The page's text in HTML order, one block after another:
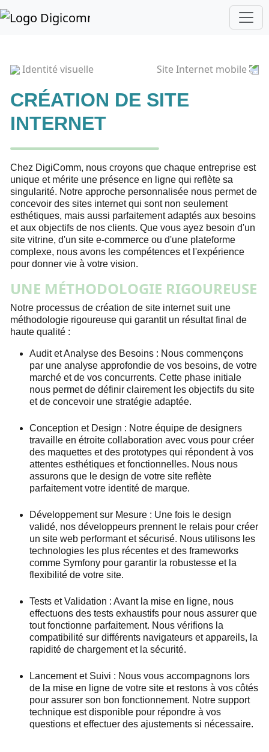
Identité visuelle Site Internet mobile
CRÉATION DE SITE
INTERNET
Chez DigiComm, nous croyons que chaque entreprise est
unique et mérite une présence en ligne qui reflète sa
singularité. Notre approche personnalisée nous permet de
concevoir des sites internet qui sont non seulement
esthétiques, mais aussi parfaitement adaptés aux besoins
et aux objectifs de nos clients. Que vous ayez besoin d'un
site vitrine, d'un site e-commerce ou d'une plateforme
complexe, nous avons les compétences et l'expérience
pour donner vie à votre vision.
UNE MÉTHODOLOGIE RIGOUREUSE
Notre processus de création de site internet suit une
méthodologie rigoureuse qui garantit un résultat final de
haute qualité :
Audit et Analyse des Besoins : Nous commençons
par une analyse approfondie de vos besoins, de votre
marché et de vos concurrents. Cette phase initiale
nous permet de définir clairement les objectifs du site
et de concevoir une stratégie adaptée.
Conception et Design : Notre équipe de designers
travaille en étroite collaboration avec vous pour créer
des maquettes et des prototypes qui répondent à vos
attentes esthétiques et fonctionnelles. Nous nous
assurons que le design de votre site reflète
parfaitement votre identité de marque.
Développement sur Mesure : Une fois le design
validé, nos développeurs prennent le relais pour créer
un site web performant et sécurisé. Nous utilisons les
technologies les plus récentes et des frameworks
comme Symfony pour garantir la robustesse et la
flexibilité de votre site.
Tests et Validation : Avant la mise en ligne, nous
effectuons des tests exhaustifs pour nous assurer que
tout fonctionne parfaitement. Nous vérifions la
compatibilité sur différents navigateurs et appareils, la
rapidité de chargement et la sécurité.
Lancement et Suivi : Nous vous accompagnons lors
de la mise en ligne de votre site et restons à vos côtés
pour assurer son bon fonctionnement. Notre support
technique est disponible pour répondre à vos
questions et effectuer des ajustements si nécessaire.